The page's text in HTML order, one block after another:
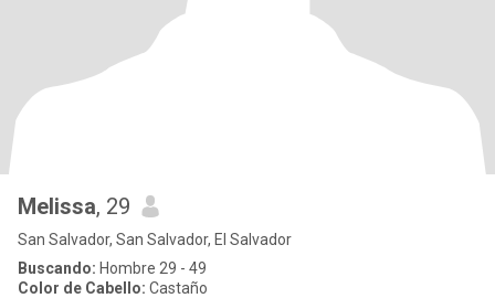
Melissa, 29
San Salvador, San Salvador, El Salvador
Buscando: Hombre 29 - 49
Color de Cabello: Castaño